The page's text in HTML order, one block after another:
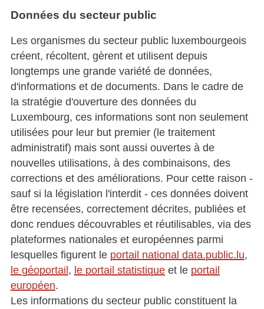
Données du secteur public
Les organismes du secteur public luxembourgeois
créent, récoltent, gèrent et utilisent depuis
longtemps une grande variété de données,
d'informations et de documents. Dans le cadre de
la stratégie d'ouverture des données du
Luxembourg, ces informations sont non seulement
utilisées pour leur but premier (le traitement
administratif) mais sont aussi ouvertes à de
nouvelles utilisations, à des combinaisons, des
corrections et des améliorations. Pour cette raison -
sauf si la législation l'interdit - ces données doivent
être recensées, correctement décrites, publiées et
donc rendues découvrables et réutilisables, via des
plateformes nationales et européennes parmi
lesquelles figurent le portail national data.public.lu,
le géoportail, le portail statistiqueet le portail
européen.
Les informations du secteur public constituent la